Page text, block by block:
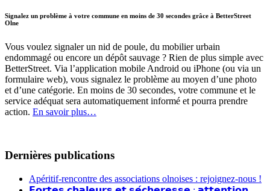
Signalez un problème à votre commune en moins de 30 secondes grâce à BetterStreet
Olne
Vous voulez signaler un nid de poule, du mobilier urbain
endommagé ou encore un dépôt sauvage ? Rien de plus simple avec
BetterStreet. Via l’application mobile Android ou iPhone (ou via un
formulaire web), vous signalez le problème au moyen d’une photo
et d’une catégorie. En moins de 30 secondes, votre commune et le
service adéquat sera automatiquement informé et pourra prendre
action. En savoir plus…
Dernières publications
Apéritif-rencontre des associations olnoises : rejoignez-nous !